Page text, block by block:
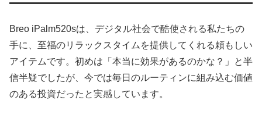
Breo iPalm520sは、デジタル社会で酷使される私たちの
手に、至福のリラックスタイムを提供してくれる頼もしい
アイテムです。初めは「本当に効果があるのかな？」と半
信半疑でしたが、今では毎日のルーティンに組み込む価値
のある投資だったと実感しています。